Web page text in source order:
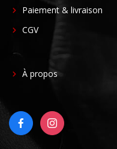
CENTER
Paiement & livraison
CGV
FOOTER
À propos
FACEBOOKINSTAGRAM